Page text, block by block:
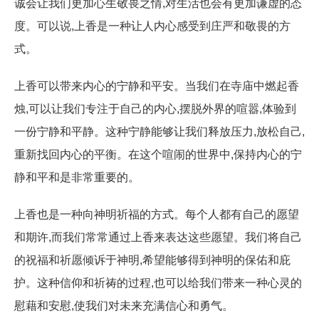
诚会让我们更加心生敬畏之情,对生活也会有更加谦虚的态
度。可以说,上香是一种让人内心感受到庄严和敬畏的方
式。
上香可以带来内心的宁静和平安。当我们在寺庙中燃起香
烛,可以让我们专注于自己的内心,摆脱外界的喧嚣,体验到
一份宁静和平静。这种宁静能够让我们释放压力,放松自己,
重新找回内心的平衡。在这个喧闹的世界中,保持内心的宁
静和平和是非常重要的。
上香也是一种向神明祈福的方式。每个人都有自己的愿望
和期许,而我们常常通过上香来表达这些愿望。我们将自己
的祝福和祈愿倾诉于神明,希望能够得到神明的保佑和庇
护。这种信仰和祈祷的过程,也可以给我们带来一种心灵的
慰藉和安慰,使我们对未来充满信心和勇气。